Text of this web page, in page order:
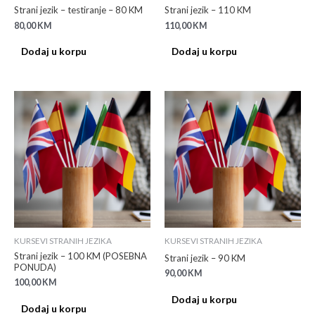
Strani jezik – testiranje – 80 KM
80,00KM
Dodaj u korpu
Strani jezik – 110 KM
110,00KM
Dodaj u korpu
KURSEVI STRANIH JEZIKA
Strani jezik – 100 KM (POSEBNA
PONUDA)
100,00 KM
Dodaj u korpu
KURSEVI STRANIH JEZIKA
Strani jezik – 90 KM
90,00 KM
Dodaj u korpu